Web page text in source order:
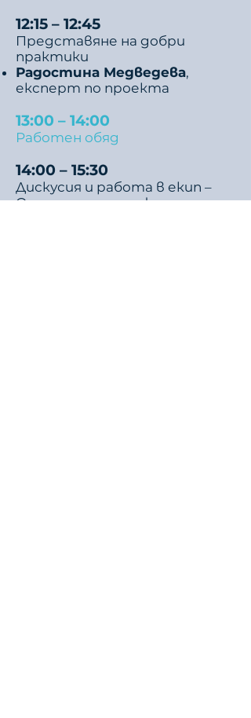
12:15 – 12:45
Представяне на добри
практики
Радостина Медведева,
експерт по проекта
13:00 – 14:00
Работен обяд
14:00 – 15:30
Дискусия и работа в екип –
Определяне на нуждите и